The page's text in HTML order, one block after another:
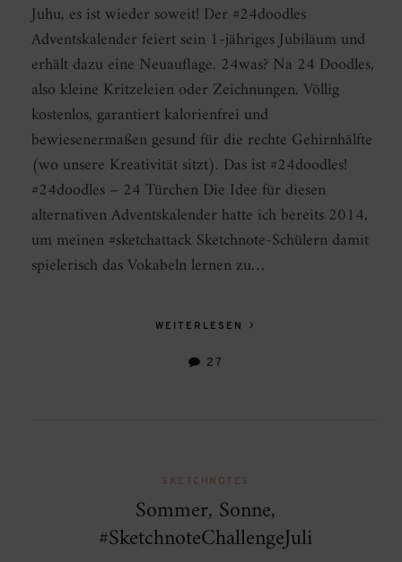
Juhu, es ist wieder soweit! Der #24doodles
Adventskalender feiert sein 1-jähriges Jubiläum und
erhält dazu eine Neuauflage. 24was? Na 24 Doodles,
also kleine Kritzeleien oder Zeichnungen. Völlig
kostenlos, garantiert kalorienfrei und
bewiesenermaßen gesund für die rechte Gehirnhälfte
(wo unsere Kreativität sitzt). Das ist #24doodles!
#24doodles – 24 Türchen Die Idee für diesen
alternativen Adventskalender hatte ich bereits 2014,
um meinen #sketchattack Sketchnote-Schülern damit
spielerisch das Vokabeln lernen zu…
WEITERLESEN
27
SKETCHNOTES
Sommer, Sonne,
#SketchnoteChallengeJuli